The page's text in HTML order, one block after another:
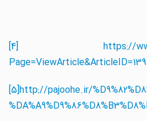
[4]
https://
Page=ViewArticle&ArticleID=
[5]http://pajoohe.ir/%D9%82%
%DA%A9%D9%86%D8%B3%D